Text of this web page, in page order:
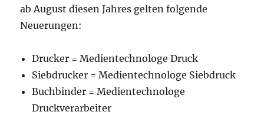
ab August diesen Jahres gelten folgende
Neuerungen:
Drucker = Medientechnologe Druck
Siebdrucker = Medientechnologe Siebdruck
Buchbinder = Medientechnologe
Druckverarbeiter